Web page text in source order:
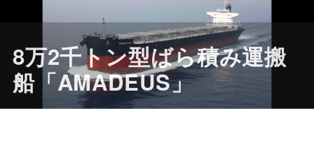
8万2千トン型ばら積み運搬
船「AMADEUS」